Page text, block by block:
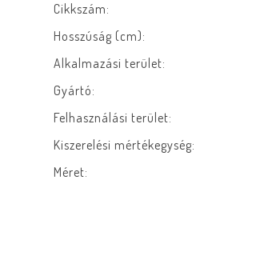
Cikkszám:
Hosszúság (cm):
Alkalmazási terület:
Gyártó:
Felhasználási terület:
Kiszerelési mértékegység:
Méret: